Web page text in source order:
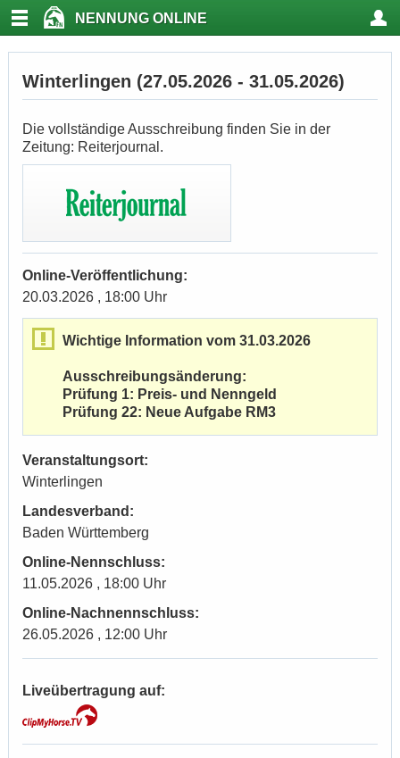
NENNUNG ONLINE
Winterlingen (27.05.2026 - 31.05.2026)
Die vollständige Ausschreibung finden Sie in der
Zeitung: Reiterjournal.
Online-Veröffentlichung:
20.03.2026 , 18:00 Uhr
Wichtige Information vom 31.03.2026
Ausschreibungsänderung:
Prüfung 1: Preis- und Nenngeld
Prüfung 22: Neue Aufgabe RM3
Veranstaltungsort:
Winterlingen
Landesverband:
Baden Württemberg
Online-Nennschluss:
11.05.2026 , 18:00 Uhr
Online-Nachnennschluss:
26.05.2026 , 12:00 Uhr
Liveübertragung auf: